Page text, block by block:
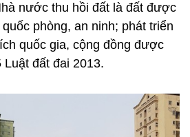
nước thu hồi đất là đất được
phòng, an ninh; phát triển
quốc gia, cộng đồng được
đất đai 2013.